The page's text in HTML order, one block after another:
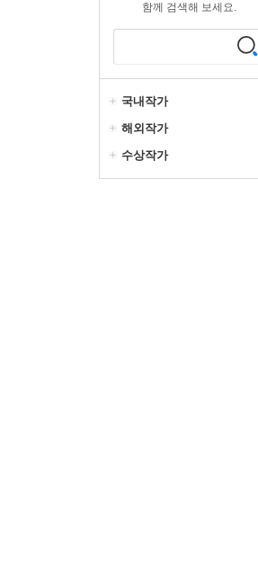
함께 검색해 보세요.
국내작가
해외작가
수상작가